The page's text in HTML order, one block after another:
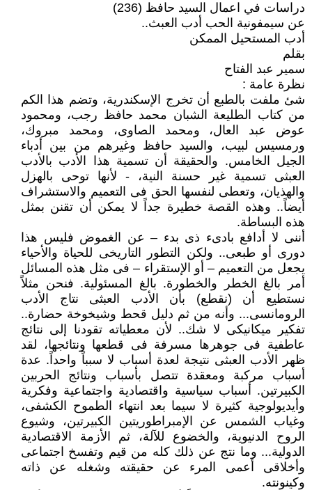
دراسات في اعمال السيد حافظ (236)
عن سيمفونية الحب أدب العبث..
أدب المستحيل الممكن
بقلم
سمير عبد الفتاح
نظرة عامة :
شئ ملفت بالطبع أن تخرج الإسكندرية، وتضم هذا الكم
من كتاب الطليعة الشبان محمد حافظ رجب، ومحمود
عوض عبد العال، ومحمد الصاوى، ومحمد مبروك،
ورمسيس لبيب، والسيد حافظ وغيرهم من بين أدباء
الجيل الخامس. والحقيقة أن تسمية هذا الأدب بالأدب
العبثى تسمية غير حسنة النية، - لأنها توحى بالهزل
والهذيان، وتعطى لنفسها الحق فى التعميم والاستشراف
أيضاً.. وهذه القصة خطيرة جداً لا يمكن أن تقنن بمثل
هذه البساطة.
أننى لا أدافع بادىء ذى بدء – عن الغموض فليس هذا
دورى أو طبعى.. ولكن التطور التاريخى للحياة والأحياء
يجعل من التعميم – أو الإستقراء – فى مثل هذه المسائل
أمر بالغ الخطر والخطورة. بالغ المسئولية. فنحن مثلاً
نستطيع أن (نقطع) بأن الأدب العبثى نتاج الأدب
الرومانسى... وأنه من ثم دليل قحط وشيخوخة حضارة..
تفكير ميكانيكى لا شك.. لأن معطياته تقودنا إلى نتائج
عاطفية فى جوهرها مسرفة فى قطعها ونتائجها، لقد
ظهر الأدب العبثى نتيجة لعدة أسباب لا سبباً واحداً. عدة
أسباب مركبة ومعقدة تتصل بأسباب ونتائج الحربين
الكبيرتين. أسباب سياسية واقتصادية واجتماعية وفكرية
وأيديولوجية كثيرة لا سيما بعد انتهاء الطموح الكشفى،
وغياب الشمس عن الإمبراطوريتين الكبيرتين، وشيوع
الروح الدنيوية، والخضوع للآلة، ثم الأزمة الاقتصادية
الدولية... وما نتج عن ذلك كله من قيم وتفسخ اجتماعى
وأخلاقى أعمى المرء عن حقيقته وشغله عن ذاته
وكينونته.